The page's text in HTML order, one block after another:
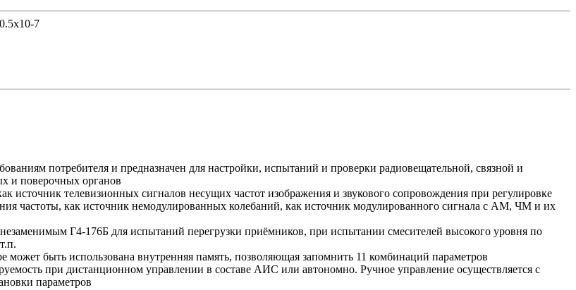
7
потребителя и предназначен для настройки, испытаний и проверки радиовещательной, связной и
и поверочных органов
источник телевизионных сигналов несущих частот изображения и звукового сопровождения при регулировке
частоты, как источник немодулированных колебаний, как источник модулированного сигнала с AM, ЧМ и их
Г4-176Б для испытаний перегрузки приёмников, при испытании смесителей высокого уровня по
быть использована внутренняя память, позволяющая запомнить 11 комбинаций параметров
при дистанционном управлении в составе АИС или автономно. Ручное управление осуществляется с
параметров